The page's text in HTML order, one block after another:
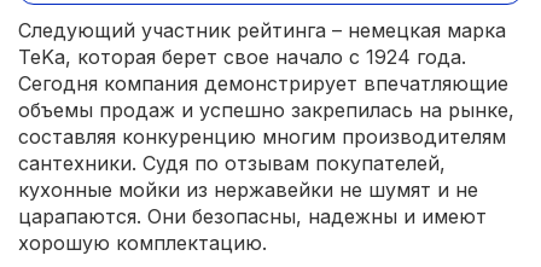
Следующий участник рейтинга – немецкая марка
TeKa, которая берет свое начало с 1924 года.
Сегодня компания демонстрирует впечатляющие
объемы продаж и успешно закрепилась на рынке,
составляя конкуренцию многим производителям
сантехники. Судя по отзывам покупателей,
кухонные мойки из нержавейки не шумят и не
царапаются. Они безопасны, надежны и имеют
хорошую комплектацию.